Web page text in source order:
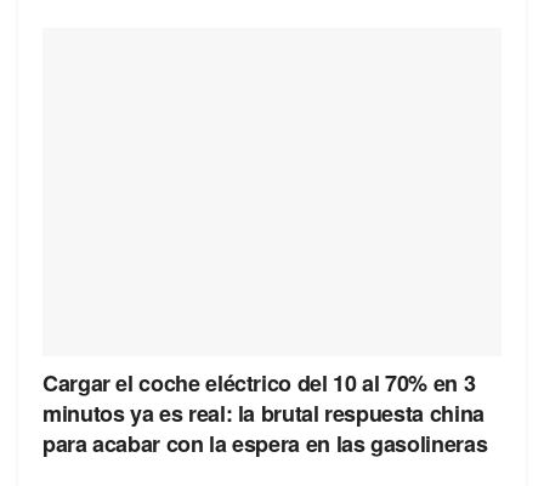
Cargar el coche eléctrico del 10 al 70% en 3
minutos ya es real: la brutal respuesta china
para acabar con la espera en las gasolineras